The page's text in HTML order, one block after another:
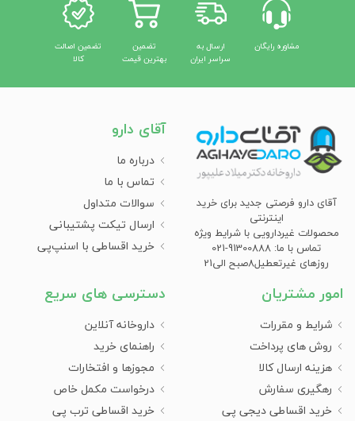
مشاوره رایگان
ارسال به
سراسر ایران
تضمین
بهترین قیمت
تضمین اصالت
کالا
آقای دارو فرصتی جدید برای خرید
اینترنتی
محصولات غیردارویی با شرایط ویژه
تماس با ما: 91300888-021
روزهای غیرتعطیل8صبح الی21
آقای دارو
درباره ما
تماس با ما
سوالات متداول
ارسال تیکت پشتیبانی
خرید اقساطی با اسنپ‌پی
امور مشتریان
شرایط و مقررات
روش های پرداخت
هزینه ارسال کالا
رهگیری سفارش
خرید اقساطی دیجی پی
دسترسی های سریع
داروخانه آنلاین
راهنمای خرید
مجوزها و افتخارات
درخواست مکمل خاص
خرید اقساطی ترب پی